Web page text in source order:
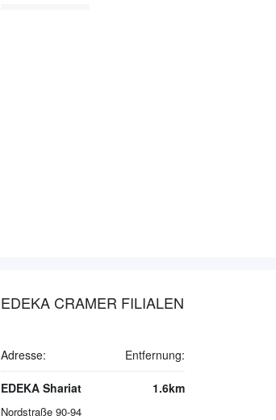
EDEKA CRAMER FILIALEN
Adresse: Entfernung:
EDEKA Shariat
Nordstraße 90-94
1.6km